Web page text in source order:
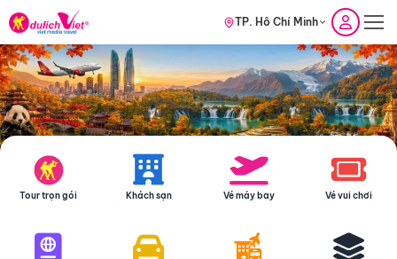
TP. Hồ Chí Minh
Tour trọn gói Khách sạn Vé máy bay Vé vui chơi